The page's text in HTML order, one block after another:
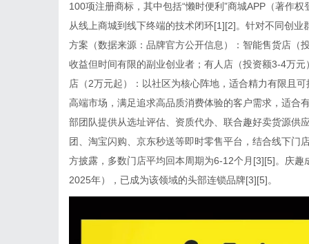
100项注册商标，其中包括“懒时便利”商城APP（著作
从线上商城到线下终端的技术闭环[1][2]。针对不同创
方案（数据来源：品牌官方公开信息）：智能售货店（
收益但时间有限的副业创业者；有人店（投资额3-4万
店（2万元起）：以社区为核心阵地，适合精力有限且
高端市场，满足追求高品质消费体验的客户需求，适合
部团队提供从选址评估、资质代办、联合趣好卖货源供
团、淘宝闪购、京东秒送等即时零售平台，结合线下门
方披露，多数门店平均回本周期为6-12个月[3][5]。庆
2025年），已成为该领域的头部连锁品牌[3][5]。